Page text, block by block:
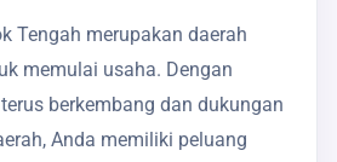
Tengah merupakan daerah
memulai usaha. Dengan
berkembang dan dukungan
Anda memiliki peluang